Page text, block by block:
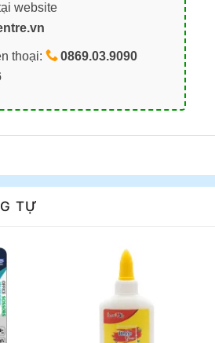
website
thoại:
0869.03.9090
TỰ